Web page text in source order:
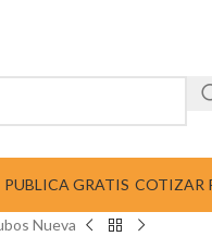
PUBLICA GRATIS COTIZAR
Nueva